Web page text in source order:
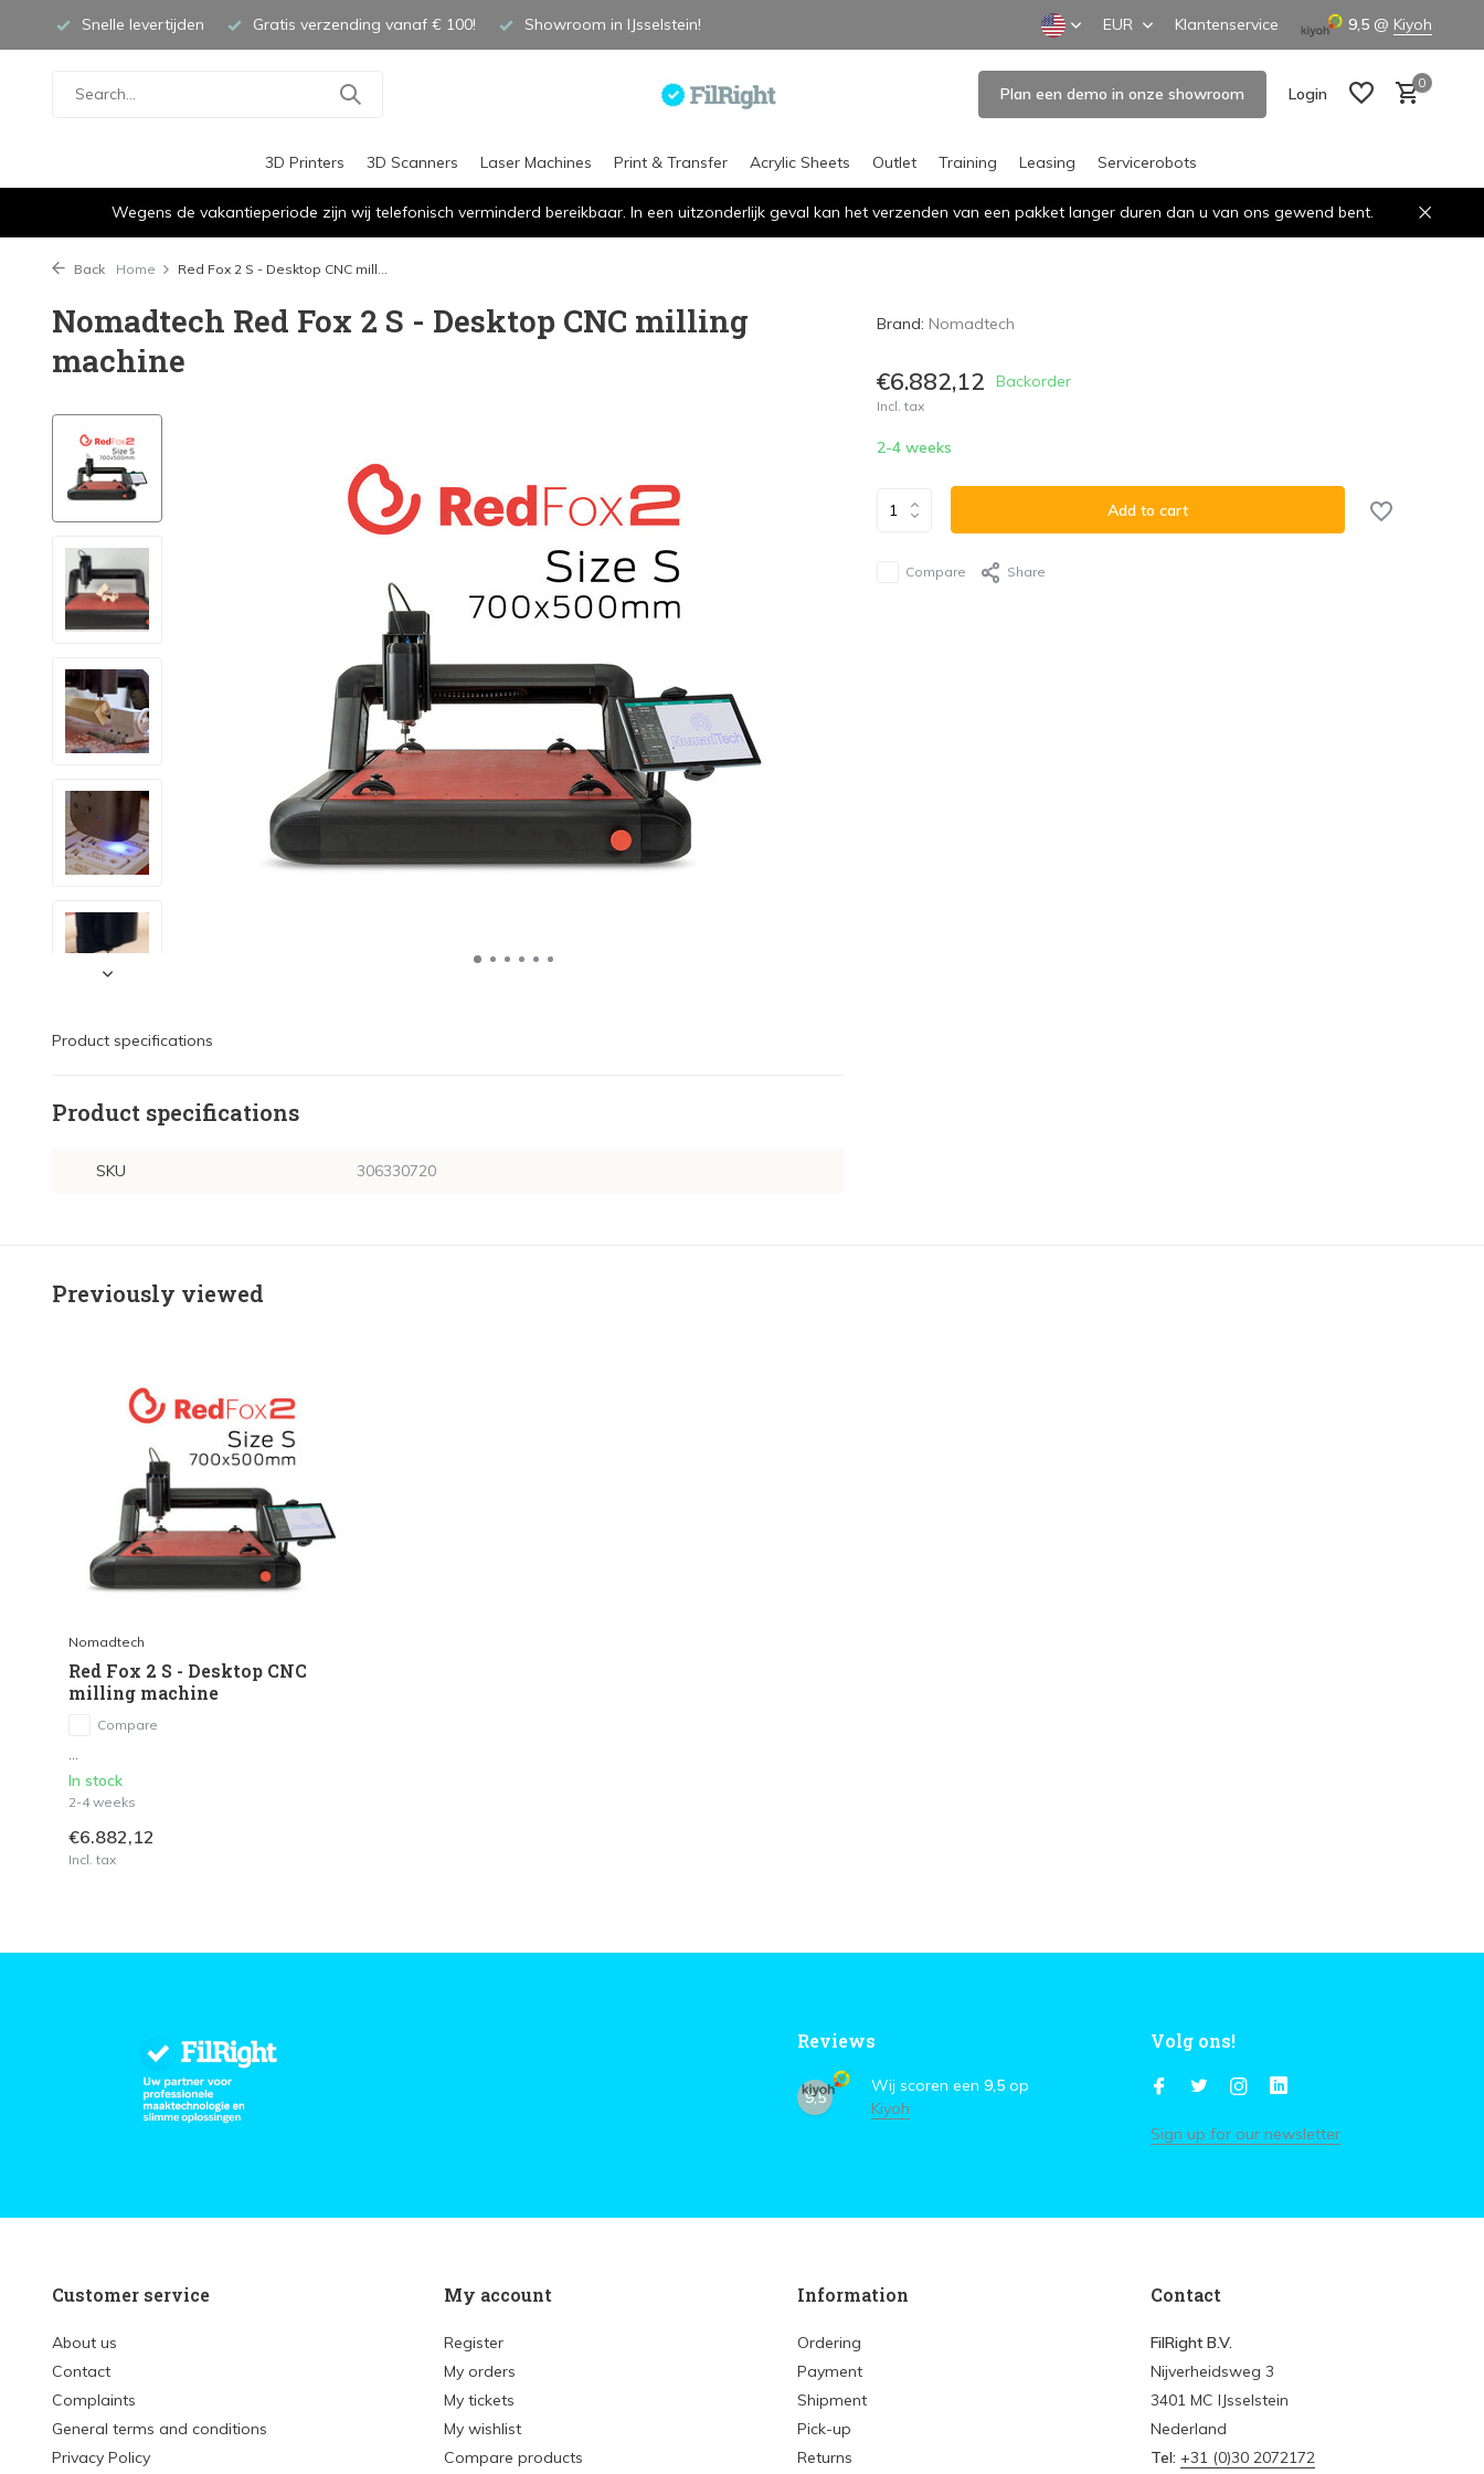
Snelle levertijden Gratis verzending vanaf € 100! Showroom in IJsselstein! EUR Klantenservice 9,5 @ Kiyoh
Plan een demo in onze showroom Login
0
3D Printers 3D Scanners Laser Machines Print & Transfer Acrylic Sheets Outlet Training Leasing Servicerobots
Wegens de vakantieperiode zijn wij telefonisch verminderd bereikbaar. In een uitzonderlijk geval kan het verzenden van een pakket langer duren dan u van ons gewend bent.
Back Home Red Fox 2 S - Desktop CNC mill...
Nomadtech Red Fox 2 S - Desktop CNC milling
machine
Product specifications
Product specifications
SKU 306330720
Brand: Nomadtech
€6.882,12 Backorder
Incl. tax
2-4 weeks
Add to cart
Compare Share
Previously viewed
Nomadtech
Red Fox 2 S - Desktop CNC
milling machine
Compare
In stock
2-4 weeks
€6.882,12
Incl. tax
Reviews
9,5
Wij scoren een 9,5 op
Kiyoh
Volg ons!
Sign up for our newsletter
Customer service
About us
Contact
Complaints
General terms and conditions
Privacy Policy
My account
Register
My orders
My tickets
My wishlist
Compare products
Information
Ordering
Payment
Shipment
Pick-up
Returns
Contact
FilRight B.V.
Nijverheidsweg 3
3401 MC IJsselstein
Nederland
Tel: +31 (0)30 2072172